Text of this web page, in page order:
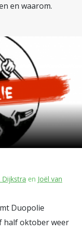
en waarom.
Dijkstra en Joël van
Duopolie
half oktober weer